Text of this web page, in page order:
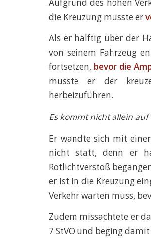
Aufgrund des hohen
die Kreuzung musste er
Als er hälftig über der
von seinem Fahrzeug
fortsetzen, bevor die
musste er der
herbeizuführen.
Es kommt nicht allein
Er wandte sich mit
nicht statt, denn er
Rotlichtverstoß
er ist in die Kreuzung
Verkehr warten muss,
Zudem missachtete er
7 StVO und beging